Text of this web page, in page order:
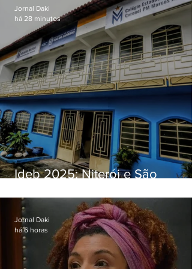
Ideb 2025: Niterói e São
distintos no ensino médio; veja
Jornal Daki
há 28 minutos
Jornal Daki
há 6 horas